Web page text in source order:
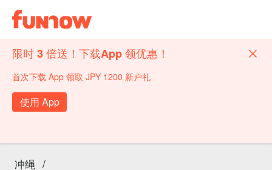
限时 3 倍送！下载App 领优惠！
首次下载 App 领取 JPY 1200 新户礼
使用 App
冲绳 /